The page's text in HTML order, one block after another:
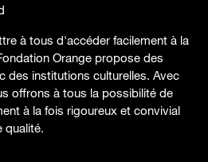
à tous d'accéder facilement à la
Orange propose des
des institutions culturelles. Avec
offrons à tous la possibilité de
à la fois rigoureux et convivial
qualité.